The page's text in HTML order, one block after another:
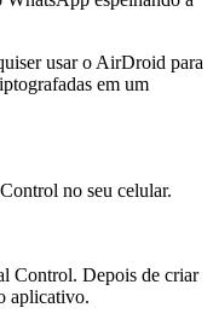
usar o AirDroid para
em um
no seu celular.
Control. Depois de criar
aplicativo.